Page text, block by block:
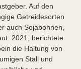
Auf den
Getreidesorten
auch Sojabohnen,
2021, berichtete
die Haltung von
Stall und